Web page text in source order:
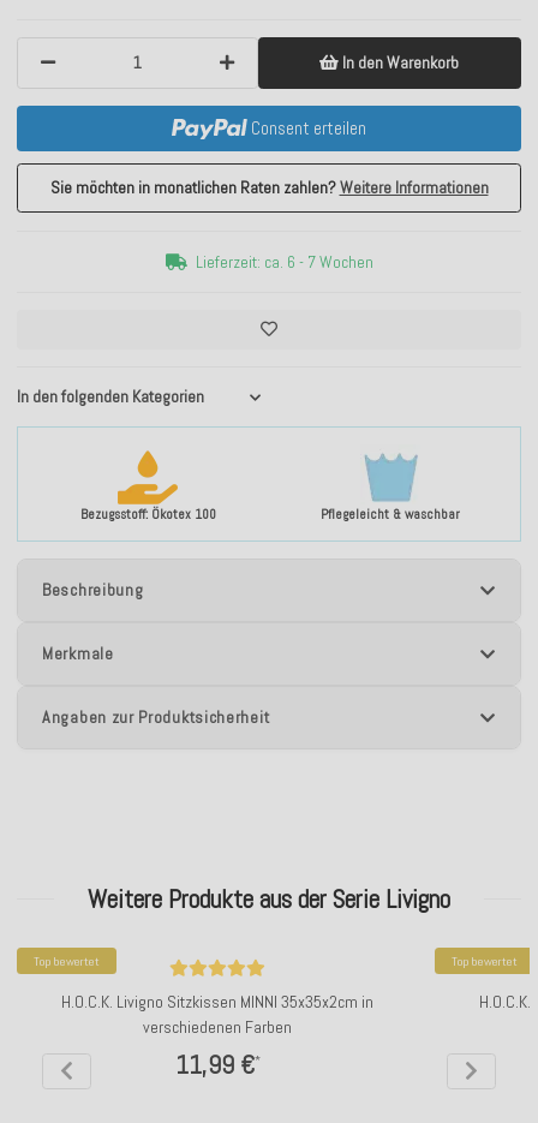
Bezugsstoff: Ökotex 100 Pflegeleicht & waschbar
In den folgenden Kategorien
In den Warenkorb
Consent erteilen
Sie möchten in monatlichen Raten zahlen?Weitere Informationen
Lieferzeit: ca. 6 - 7 Wochen
Beschreibung
Merkmale
Angaben zur Produktsicherheit
Weitere Produkte aus der Serie Livigno
Top bewertet
H.O.C.K. Livigno Sitzkissen MINNI 35x35x2cm in
verschiedenen Farben
11,99 €*
Top bewertet